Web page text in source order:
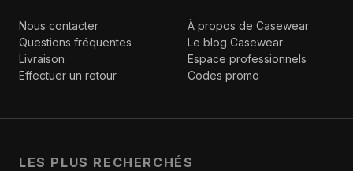
Nous contacter
Questions fréquentes
Livraison
Effectuer un retour
À propos de Casewear
Le blog Casewear
Espace professionnels
Codes promo
LES PLUS RECHERCHÉS